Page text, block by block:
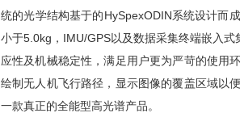
统的光学结构基于的HySpexODIN系统设计而
小于5.0kg，IMU/GPS以及数据采集终端嵌入
应性及机械稳定性，满足用户更为严苛的使用
绘制无人机飞行路径，显示图像的覆盖区域以
一款真正的全能型高光谱产品。